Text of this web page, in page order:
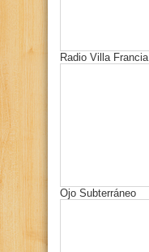
Radio Villa Francia
Ojo Subterráneo